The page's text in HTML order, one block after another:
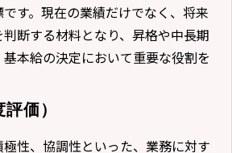
す。現在の業績だけでなく、将来
断する材料となり、昇格や中長期
本給の決定において重要な役割を
価）
性、協調性といった、業務に対す